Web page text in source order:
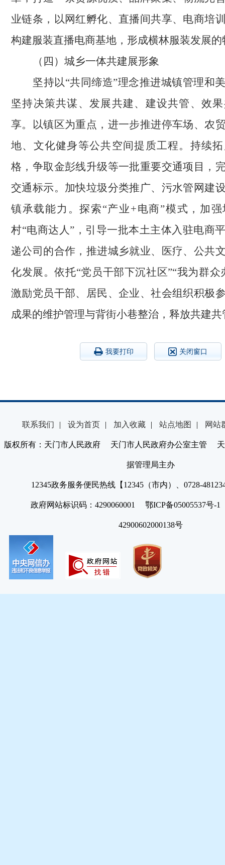
业链条，以网红孵化、直播间共享、电商培
构建服装直播电商基地，形成横林服装发展
（四）城乡一体共建展形象
坚持以“共同缔造”理念推进城镇管理和
坚持决策共谋、发展共建、建设共管、效
享。以镇区为重点，进一步推进停车场、农
地、文化健身等公共空间提质工程。持续
格，争取金彭线升级等一批重要交通项目，
交通标示。加快垃圾分类推广、污水管网建
镇承载能力。探索“产业+电商”模式，加
村“电商达人”，引导一批本土主体入驻电商
递公司的合作，推进城乡就业、医疗、公共
化发展。依托“党员干部下沉社区”“我为群众
激励党员干部、居民、企业、社会组织积极
成果的维护管理与背街小巷整治，释放共建
我要打印 关闭窗口
联系我们 | 设为首页 | 加入收藏 | 站点地图 | 网站
版权所有：天门市人民政府 天门市人民政府办公室主管 天
据管理局主办
12345政务服务便民热线【12345（市内）、0728-
政府网站标识码：4290060001 鄂ICP备05005537号
42900602000138号